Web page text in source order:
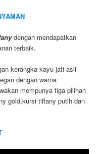
dengan mendapatkan
terbaik.
kerangka kayu jati asli
dengan warna
mempunya tiga pilihan
gold,kursi tiffany putih dan